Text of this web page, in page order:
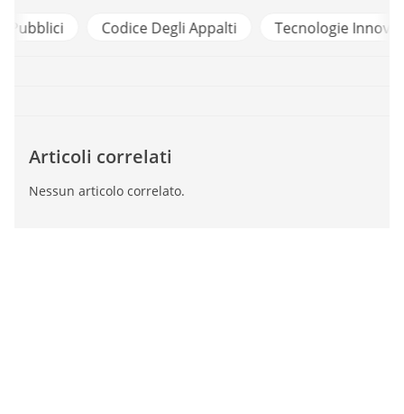
Codice Degli Appalti Tecnologie Innovative
Articoli correlati
Nessun articolo correlato.